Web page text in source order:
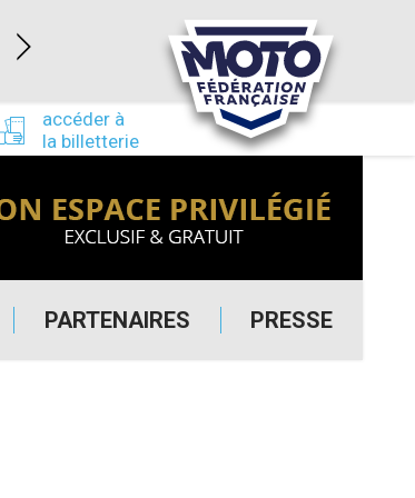
PARTENAIRES PRESSE
accéder à
la billetterie
NEVERS MAGNY-COURS (58)
du 24/09/2026 au 27/09/2026